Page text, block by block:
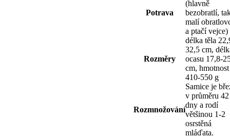
Potrava
(hlavně
bezobratlí,
malí
a ptačí vejce)
Rozměry
délka těla
32,5 cm,
ocasu 17,8-
cm, hmotnost
410-550 g
Rozmnožování
Samice je
v průměru 42
dny a rodí
většinou 1-2
osrstěná
mláďata.